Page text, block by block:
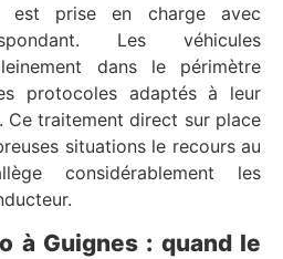
est prise en charge avec
Les véhicules
dans le périmètre
protocoles adaptés à leur
Ce traitement direct sur place
situations le recours au
considérablement les
à Guignes : quand le